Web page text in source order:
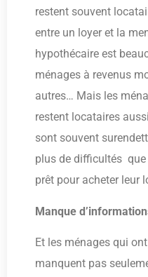
restent souvent
entre un loyer et la
hypothécaire est
ménages à revenus
autres… Mais les
restent locataires
sont souvent
plus de difficultés
prêt pour acheter leur
Manque
Et les ménages qui
manquent pas